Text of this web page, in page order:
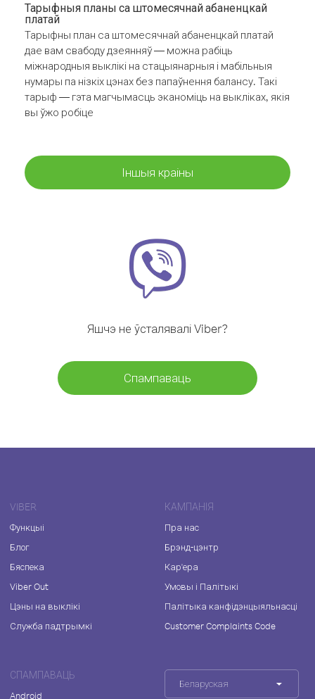
Тарыфныя планы са штомесячнай абаненцкай
платай
Тарыфны план са штомесячнай абаненцкай платай
дае вам свабоду дзеянняў — можна рабіць
міжнародныя выклікі на стацыянарныя і мабільныя
нумары па нізкіх цэнах без папаўнення балансу. Такі
тарыф — гэта магчымасць эканоміць на выкліках, якія
вы ўжо робіце
Іншыя краіны
Яшчэ не ўсталявалі Viber?
Спампаваць
VIBER
Функцыі
Блог
Бяспека
Viber Out
Цэны на выклікі
Служба падтрымкі
КАМПАНІЯ
Пра нас
Брэнд-цэнтр
Кар'ера
Умовы і Палітыкі
Палітыка канфідэнцыяльнасці
Customer Complaints Code
СПАМПАВАЦЬ
Android
Беларуская